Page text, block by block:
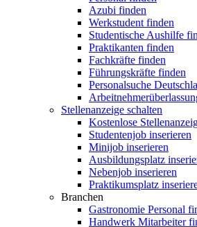
Azubi finden
Werkstudent finden
Studentische Aushilfe
Praktikanten finden
Fachkräfte finden
Führungskräfte finden
Personalsuche
Stellenanzeige schalten
Kostenlose
Studentenjob inserieren
Minijob inserieren
Ausbildungsplatz
Nebenjob inserieren
Praktikumsplatz
Branchen
Gastronomie Personal
Handwerk Mitarbeiter